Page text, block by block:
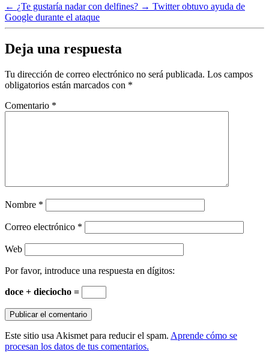
← ¿Te gustaría nadar con delfines? → Twitter obtuvo ayuda de
Google durante el ataque
Deja una respuesta
Tu dirección de correo electrónico no será publicada. Los campos
obligatorios están marcados con *
Comentario *
Nombre *
Correo electrónico *
Web
Por favor, introduce una respuesta en dígitos:
doce + dieciocho =
Este sitio usa Akismet para reducir el spam. Aprende cómo se
procesan los datos de tus comentarios.